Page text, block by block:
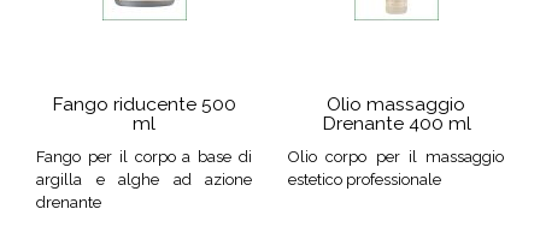
Fango riducente 500
ml
Fango per il corpo a base di
argilla e alghe ad azione
drenante
Olio massaggio
Drenante 400 ml
Olio corpo per il massaggio
estetico professionale